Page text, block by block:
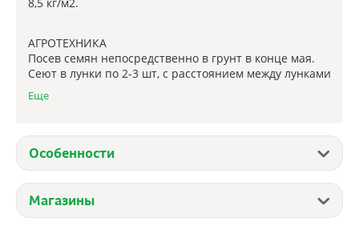
АГРОТЕХНИКА
Посев семян непосредственно в грунт в конце мая.
Сеют в лунки по 2-3 шт, с расстоянием между лунками
не менее 70 см. Уход заключается в регулярном
поливе, рыхлении, окучивании и подкормках.
Еще
Особенности
Магазины